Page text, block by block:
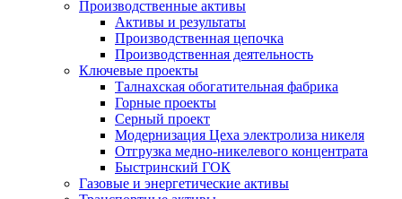
Производственные активы
Активы и результаты
Производственная цепочка
Производственная деятельность
Ключевые проекты
Талнахская обогатительная фабрика
Горные проекты
Серный проект
Модернизация Цеха электролиза никеля
Отгрузка медно-никелевого концентрата
Быстринский ГОК
Газовые и энергетические активы